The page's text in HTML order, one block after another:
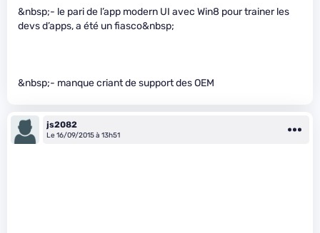
&nbsp;- le pari de l’app modern UI avec Win8 pour trainer les
devs d’apps, a été un fiasco&nbsp;
&nbsp;- manque criant de support des OEM
js2082
Le 16/09/2015 à 13h51